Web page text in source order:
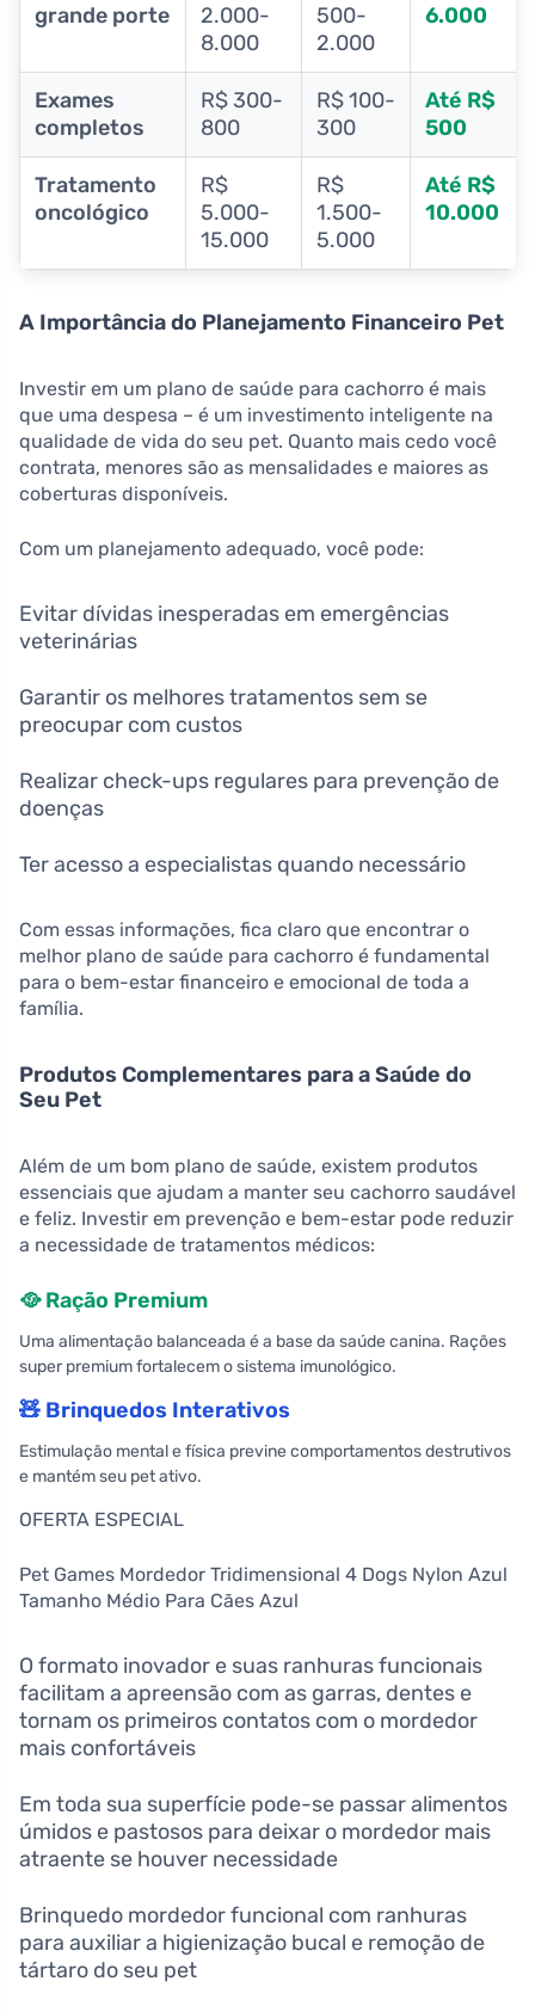
grande porte
2.000-
8.000
500-
2.000
6.000
Exames
completos
R$ 300-
800
R$ 100-
300
Até R$
500
Tratamento
oncológico
R$
5.000-
15.000
R$
1.500-
5.000
Até R$
10.000
A Importância do Planejamento Financeiro Pet
Investir em um plano de saúde para cachorro é mais
que uma despesa – é um investimento inteligente na
qualidade de vida do seu pet. Quanto mais cedo você
contrata, menores são as mensalidades e maiores as
coberturas disponíveis.
Com um planejamento adequado, você pode:
Evitar dívidas inesperadas em emergências
veterinárias
Garantir os melhores tratamentos sem se
preocupar com custos
Realizar check-ups regulares para prevenção de
doenças
Ter acesso a especialistas quando necessário
Com essas informações, fica claro que encontrar o
melhor plano de saúde para cachorro é fundamental
para o bem-estar financeiro e emocional de toda a
família.
Produtos Complementares para a Saúde do
Seu Pet
Além de um bom plano de saúde, existem produtos
essenciais que ajudam a manter seu cachorro saudável
e feliz. Investir em prevenção e bem-estar pode reduzir
a necessidade de tratamentos médicos:
🥘 Ração Premium
Uma alimentação balanceada é a base da saúde canina. Rações
super premium fortalecem o sistema imunológico.
🧸 Brinquedos Interativos
Estimulação mental e física previne comportamentos destrutivos
e mantém seu pet ativo.
OFERTA ESPECIAL
Pet Games Mordedor Tridimensional 4 Dogs Nylon Azul
Tamanho Médio Para Cães Azul
O formato inovador e suas ranhuras funcionais
facilitam a apreensão com as garras, dentes e
tornam os primeiros contatos com o mordedor
mais confortáveis
Em toda sua superfície pode-se passar alimentos
úmidos e pastosos para deixar o mordedor mais
atraente se houver necessidade
Brinquedo mordedor funcional com ranhuras
para auxiliar a higienização bucal e remoção de
tártaro do seu pet